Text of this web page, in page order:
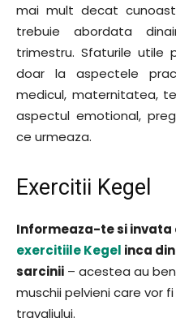
mai mult decat
trebuie abordata
trimestru. Sfaturile utile
doar la aspectele
medicul, maternitatea,
aspectul emotional,
ce urmeaza.
Exercitii Kegel
Informeaza-te si
exercitiile Kegel inca
sarcinii – acestea au
muschii pelvieni care vor
travaliului.